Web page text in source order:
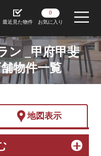
最近見た物件
0
お気に入り
ン _甲府甲斐
物件一覧
地図表示